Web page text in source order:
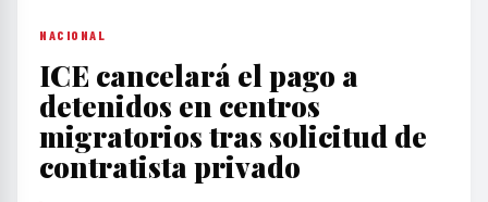
NACIONAL
ICE cancelará el pago a
detenidos en centros
migratorios tras solicitud de
contratista privado